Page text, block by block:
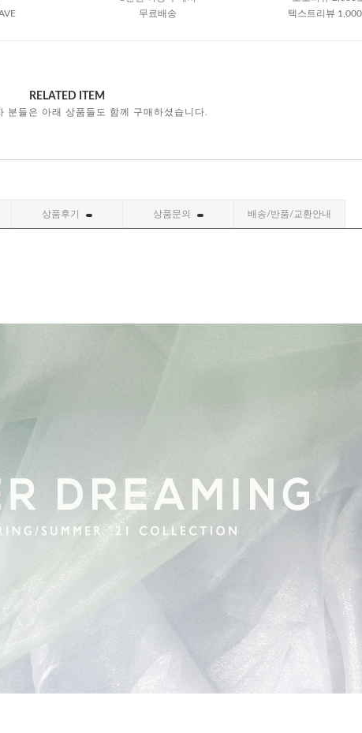
무료배송
텍스트리뷰
RELATED ITEM
분들은 아래 상품들도 함께 구매하셨습니다.
상품후기 상품문의 배송/반품/교환안내